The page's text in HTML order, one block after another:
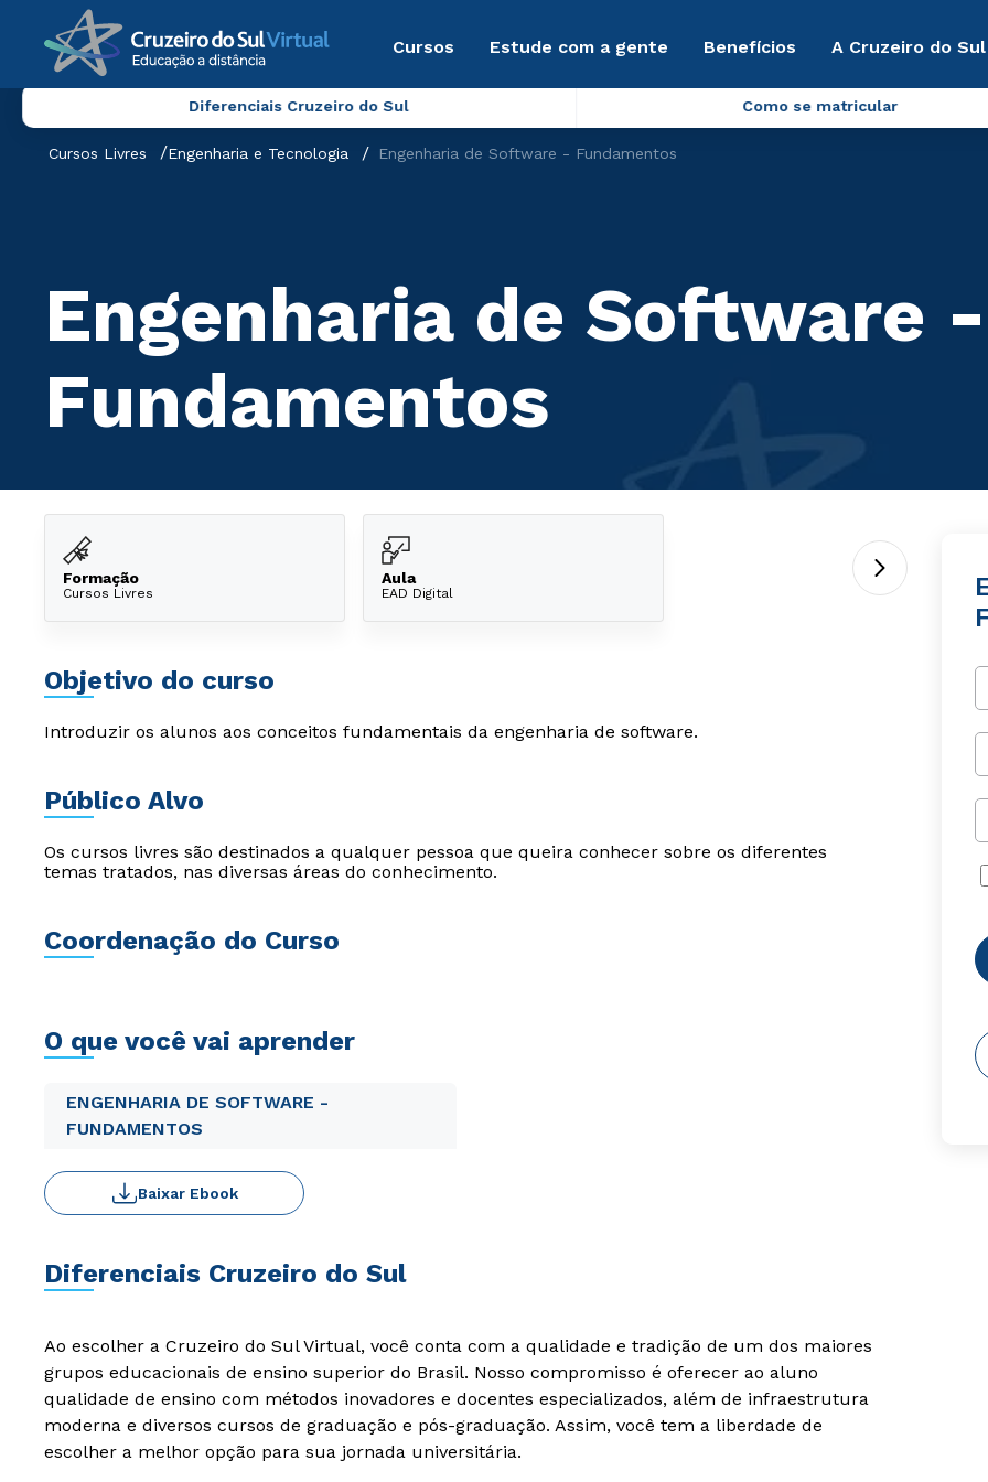
Cursos Estude com a gente Benefícios A Cruzeiro do
Diferenciais Cruzeiro do Sul Como se matricular
Cursos Livres Engenharia e Tecnologia Engenharia de Software - Fundamentos
Engenharia de Software -
Fundamentos
Formação
Cursos Livres
Aula
EAD Digital
Objetivo do curso
Introduzir os alunos aos conceitos fundamentais da engenharia de software.
Público Alvo
Os cursos livres são destinados a qualquer pessoa que queira conhecer sobre os diferentes
temas tratados, nas diversas áreas do conhecimento.
Coordenação do Curso
O que você vai aprender
ENGENHARIA DE SOFTWARE -
FUNDAMENTOS
Baixar Ebook
Diferenciais Cruzeiro do Sul
Ao escolher a Cruzeiro do Sul Virtual, você conta com a qualidade e tradição de um dos maiores
grupos educacionais de ensino superior do Brasil. Nosso compromisso é oferecer ao aluno
qualidade de ensino com métodos inovadores e docentes especializados, além de infraestrutura
moderna e diversos cursos de graduação e pós-graduação. Assim, você tem a liberdade de
escolher a melhor opção para sua jornada universitária.